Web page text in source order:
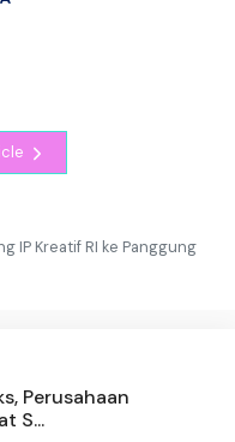
IP Kreatif RI ke Panggung
Perusahaan
S...